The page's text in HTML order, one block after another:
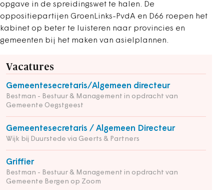
opgave in de spreidingswet te halen. De
oppositiepartijen GroenLinks-PvdA en D66 roepen het
kabinet op beter te luisteren naar provincies en
gemeenten bij het maken van asielplannen.
Vacatures
Gemeentesecretaris/Algemeen directeur
Bestman - Bestuur & Management in opdracht van
Gemeente Oegstgeest
Gemeentesecretaris / Algemeen Directeur
Wijk bij Duurstede via Geerts & Partners
Griffier
Bestman - Bestuur & Management in opdracht van
Gemeente Bergen op Zoom